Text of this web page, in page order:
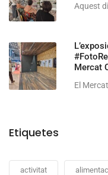
Aquest
Mercat
El
Etiquetes
activitat